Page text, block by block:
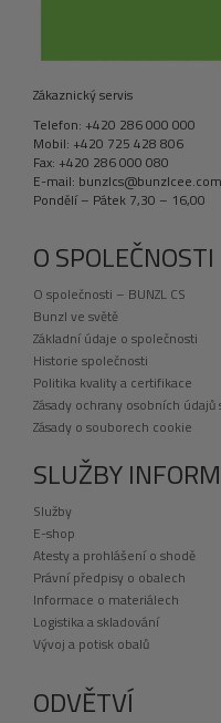
Zákaznický servis
Telefon: +420 286 000 000
Mobil: +420 725 428 806
Fax: +420 286 000 080
E-mail: bunzlcs@bunzlcee.com
Pondělí – Pátek 7,30 – 16,00
O SPOLEČNOSTI
O společnosti – BUNZL CS
Bunzl ve světě
Základní údaje o společnosti
Historie společnosti
Politika kvality a certifikace
Zásady ochrany osobních údajů
Zásady o souborech cookie
SLUŽBY
Služby
E-shop
Atesty a prohlášení o shodě
Právní předpisy o obalech
Informace o materiálech
Logistika a skladování
Vývoj a potisk obalů
ODVĚTVÍ